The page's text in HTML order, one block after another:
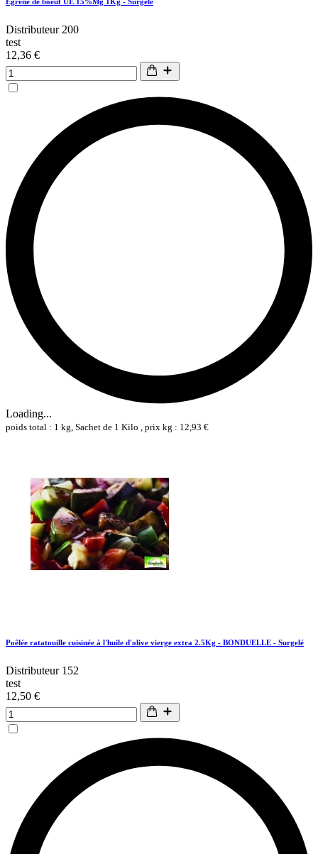
Distributeur 200
test
12,36 €
Loading...
poids total : 1 kg, Sachet de 1 Kilo , prix kg : 12,93 €
Poêlée ratatouille cuisinée à l'huile d'olive vierge extra 2.5Kg - BONDUELLE - Surgelé
Distributeur 152
test
12,50 €